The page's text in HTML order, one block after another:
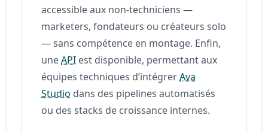
accessible aux non-techniciens —
marketers, fondateurs ou créateurs solo
— sans compétence en montage. Enfin,
uneAPI est disponible, permettant aux
équipes techniques d’intégrerAva
Studio dans des pipelines automatisés
ou des stacks de croissance internes.